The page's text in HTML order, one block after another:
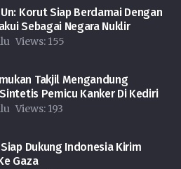
Korut Siap Berdamai Dengan
Sebagai Negara Nuklir
Views: 155
Takjil Mengandung
Pemicu Kanker Di Kediri
Views: 193
Dukung Indonesia Kirim
Gaza